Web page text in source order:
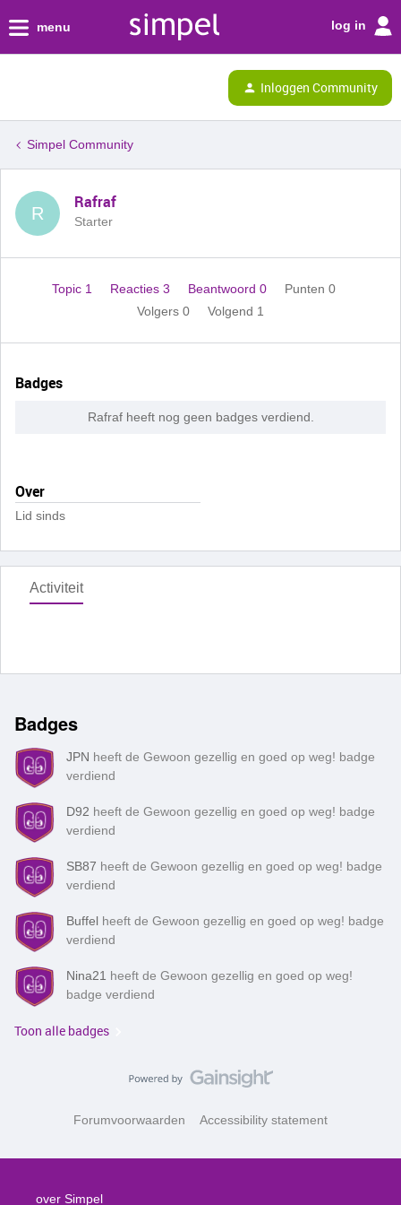
menu log in
Inloggen Community
Simpel Community
R
Rafraf
Starter
Topic 1 Reacties 3 Beantwoord 0
Punten 0
Volgers 0 Volgend 1
Badges
Rafraf heeft nog geen badges verdiend.
Over
Lid sinds
Activiteit
Badges
JPN heeft de Gewoon gezellig en goed op weg! badge
verdiend
D92 heeft de Gewoon gezellig en goed op weg! badge
verdiend
SB87 heeft de Gewoon gezellig en goed op weg! badge
verdiend
Buffel heeft de Gewoon gezellig en goed op weg! badge
verdiend
Nina21 heeft de Gewoon gezellig en goed op weg!
badge verdiend
Toon alle badges
Forumvoorwaarden Accessibility statement
over Simpel